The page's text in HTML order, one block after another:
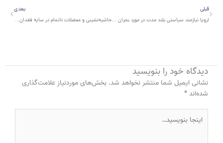
قبلی
قبلی
اروپا نیازمند سیاستی بلند مدت در مورد بحران پناهجویان
بعدی
حاشیه‌نشینی و معضلات ناتمام در سایه فقدان سیاستگذاری مناسب
دیدگاه‌ خود را بنویسید
نشانی ایمیل شما منتشر نخواهد شد. بخش‌های موردنیاز علامت‌گذاری
شده‌اند*
بنویسید…